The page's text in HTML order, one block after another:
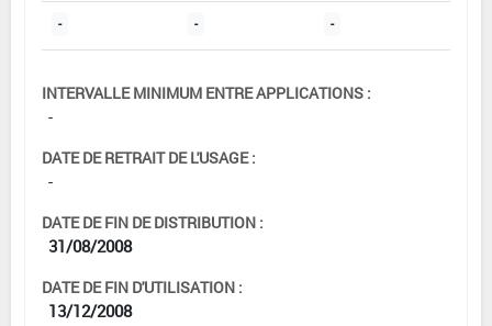
- - -
INTERVALLE MINIMUM ENTRE APPLICATIONS :
-
DATE DE RETRAIT DE L'USAGE :
-
DATE DE FIN DE DISTRIBUTION :
31/08/2008
DATE DE FIN D'UTILISATION :
13/12/2008